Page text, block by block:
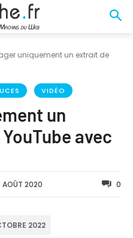
uniquement un extrait de
VIDÉO
un
avec
AOÛT 2020 0
2022